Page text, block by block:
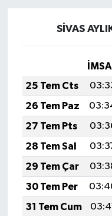
SİVAS
25 Tem Cts
26 Tem Paz
27 Tem Pts
28 Tem Sal
29 Tem Çar
30 Tem Per
31 Tem Cum